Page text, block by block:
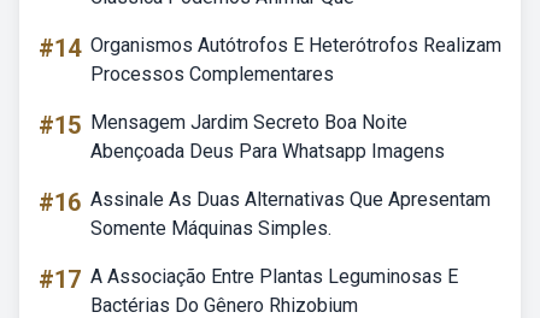
#14 Organismos Autótrofos E Heterótrofos Realizam
Processos Complementares
#15 Mensagem Jardim Secreto Boa Noite
Abençoada Deus Para Whatsapp Imagens
#16 Assinale As Duas Alternativas Que Apresentam
Somente Máquinas Simples.
#17 A Associação Entre Plantas Leguminosas E
Bactérias Do Gênero Rhizobium